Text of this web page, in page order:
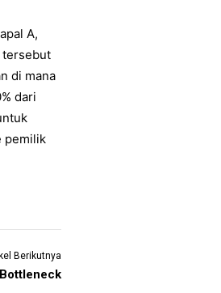
A,
tersebut
di mana
dari
pemilik
Berikutnya
Bottleneck